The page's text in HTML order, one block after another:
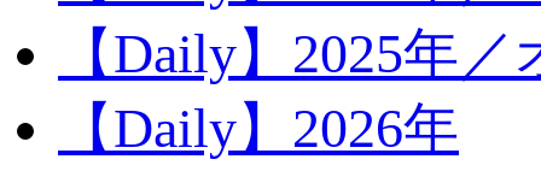
【Daily】2025年
【Daily】2026年